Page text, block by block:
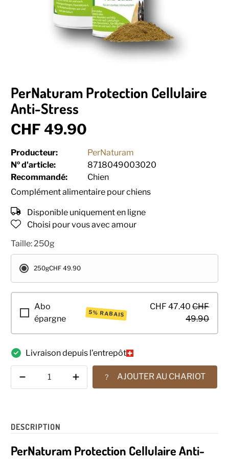
PerNaturam Protection Cellulaire
Anti-Stress
CHF 49.90
Producteur:
PerNaturam
Nº d'article:
8718049003020
Recommandé:
Chien
Complément alimentaire pour chiens
Disponible uniquement en ligne
Choisi pour vous avec amour
Taille: 250g
250gCHF 49.90
Abo
épargne
5% RABAIS
CHF 47.40 CHF
49.90
Livraison depuis l'entrepôt
? AJOUTER AU CHARIOT
DESCRIPTION
PerNaturam Protection Cellulaire Anti-